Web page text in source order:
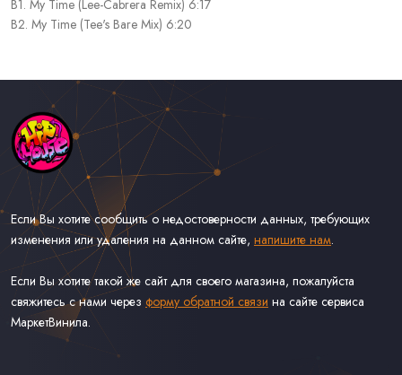
B1. My Time (Lee-Cabrera Remix) 6:17
B2. My Time (Tee's Bare Mix) 6:20
Если Вы хотите сообщить о недостоверности данных, требующих
изменения или удаления на данном сайте, напишите нам.
Если Вы хотите такой же сайт для своего магазина, пожалуйста
свяжитесь с нами через форму обратной связи на сайте сервиса
МаркетВинила.
Каталог Музыки на Виниле В Наличии